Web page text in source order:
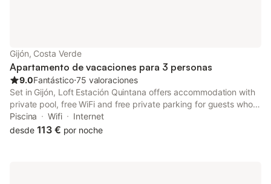
Gijón, Costa Verde
Apartamento de vacaciones para 3 personas
9.0Fantástico⋅75 valoraciones
Set in Gijón, Loft Estación Quintana offers accommodation with
private pool, free WiFi and free private parking for guests who
drive. The property features garden views and is 26 km from
Plaza de España and 27 km from Plaza de la Constitución
Piscina Wifi
Internet
desde 113 € por noche